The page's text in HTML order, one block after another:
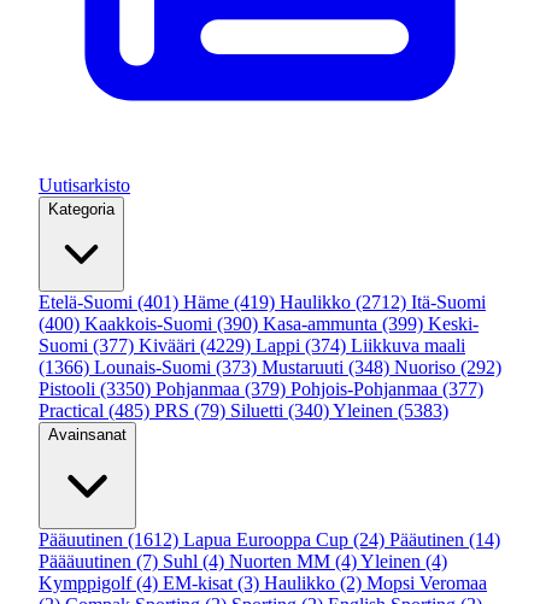
Uutisarkisto
Kategoria
Etelä-Suomi (401) Häme (419) Haulikko (2712) Itä-Suomi
(400) Kaakkois-Suomi (390) Kasa-ammunta (399) Keski-
Suomi (377) Kivääri (4229) Lappi (374) Liikkuva maali
(1366) Lounais-Suomi (373) Mustaruuti (348) Nuoriso (292)
Pistooli (3350) Pohjanmaa (379) Pohjois-Pohjanmaa (377)
Practical (485) PRS (79) Siluetti (340)Yleinen (5383)
Avainsanat
Pääuutinen (1612) Lapua Eurooppa Cup (24) Pääutinen (14)
Päääuutinen (7) Suhl (4) Nuorten MM (4)Yleinen (4)
Kymppigolf (4) EM-kisat (3) Haulikko (2) Mopsi Veromaa